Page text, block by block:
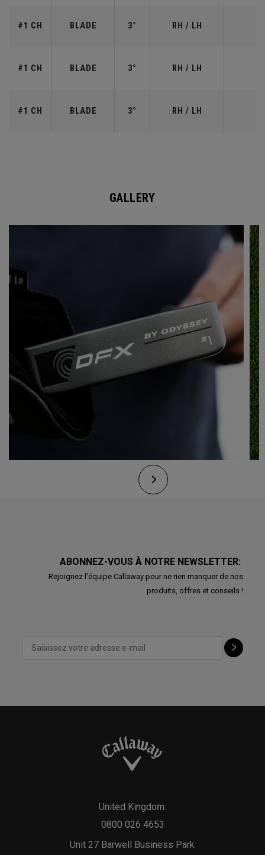
#1 CH BLADE 3° RH / LH
#1 CH BLADE 3° RH / LH
#1 CH BLADE 3° RH / LH
GALLERY
ABONNEZ-VOUS À NOTRE NEWSLETTER:
Rejoignez l'équipe Callaway pour ne rien manquer de nos
produits, offres et conseils !
Unit 27 Barwell Business Park
United Kingdom:
0800 026 4653